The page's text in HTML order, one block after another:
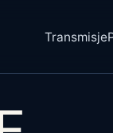
Transmisje